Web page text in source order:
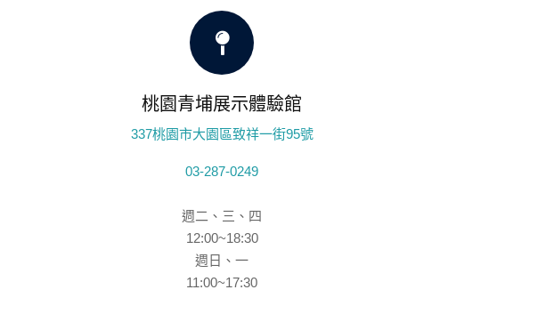
桃園青埔展示體驗館
337桃園市大園區致祥一街95號
03-287-0249
週二、三、四
12:00~18:30
週日、一
11:00~17:30